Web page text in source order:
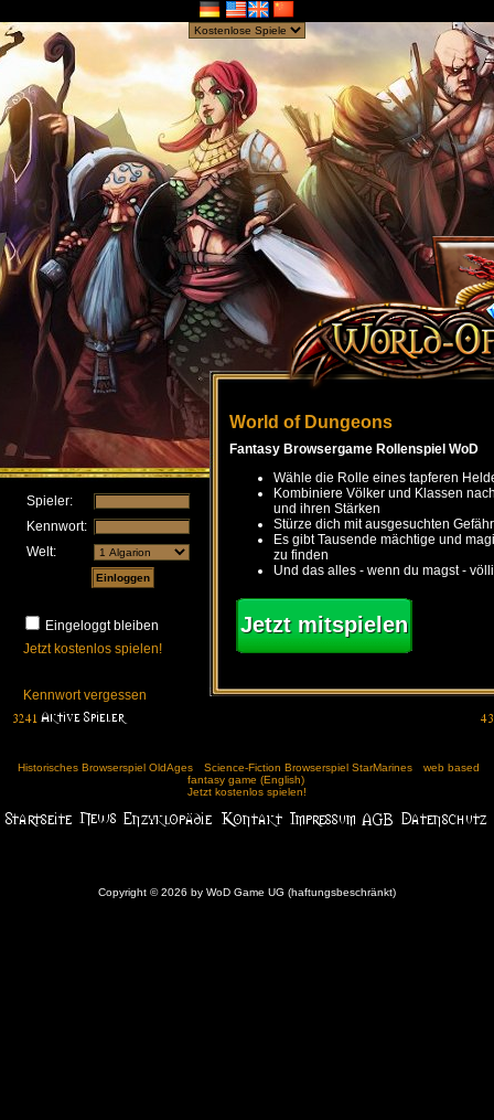
Spieler:
Kennwort:
Welt:
Eingeloggt bleiben
Jetzt kostenlos spielen!
Kennwort vergessen
World of Dungeons
Fantasy Browsergame Rollenspiel WoD
Wähle die Rolle eines tapferen
Kombiniere Völker und Klassen
und ihren Stärken
Stürze dich mit ausgesuchten
Es gibt Tausende mächtige und
zu finden
Und das alles - wenn du magst -
Jetzt mitspielen
Historisches Browserspiel OldAges Science-Fiction Browserspiel StarMarines
web based
fantasy game (English)
Jetzt kostenlos spielen!
Copyright © 2026 by WoD Game UG (haftungsbeschränkt)